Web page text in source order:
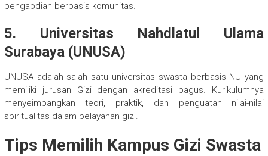
pengabdian berbasis komunitas.
5. Universitas Nahdlatul Ulama
Surabaya (UNUSA)
UNUSA adalah salah satu universitas swasta berbasis NU yang
memiliki jurusan Gizi dengan akreditasi bagus. Kurikulumnya
menyeimbangkan teori, praktik, dan penguatan nilai-nilai
spiritualitas dalam pelayanan gizi.
Tips Memilih Kampus Gizi Swasta